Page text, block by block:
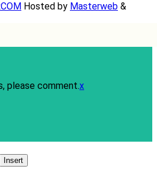
Hosted by Masterweb &
please comment.x
Insert